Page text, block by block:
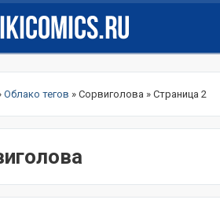
Облако тегов » Сорвиголова » Страница 2